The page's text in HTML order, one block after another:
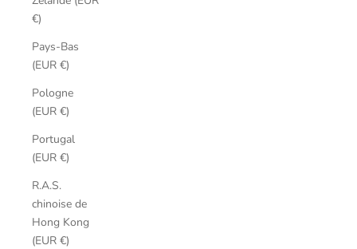
€)
Pays-Bas
(EUR €)
Pologne
(EUR €)
Portugal
(EUR €)
R.A.S.
chinoise de
Hong Kong
(EUR €)